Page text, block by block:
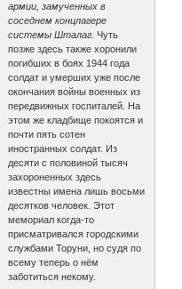
армии, замученных в
соседнем концлагере
системы Шталаг.Чуть
позже здесь также хоронили
погибших в боях 1944 года
солдат и умерших уже после
окончания войны военных из
передвижных госпиталей. На
этом же кладбище покоятся и
почти пять сотен
иностранных солдат. Из
десяти с половиной тысяч
захороненных здесь
известны имена лишь восьми
десятков человек. Этот
мемориал когда-то
присматривался городскими
службами Торуни, но судя по
всему теперь о нём
заботиться некому.